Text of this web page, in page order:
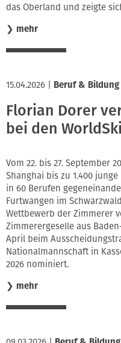
das Oberland und zeigte
❯ mehr
15.04.2026 Beruf & Bildung
Florian Dorer
bei den
Vom 22. bis 27. September
Shanghai bis zu 1.400
in 60 Berufen
Furtwangen im
Wettbewerb der Zimmerer
Zimmerergeselle aus
April beim
Nationalmannschaft in
2026 nominiert.
❯ mehr